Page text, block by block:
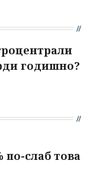
годишно?
по-слаб това